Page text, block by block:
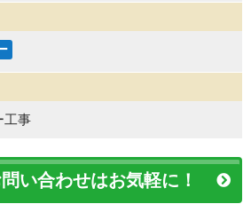
工事
い合わせはお気軽に！